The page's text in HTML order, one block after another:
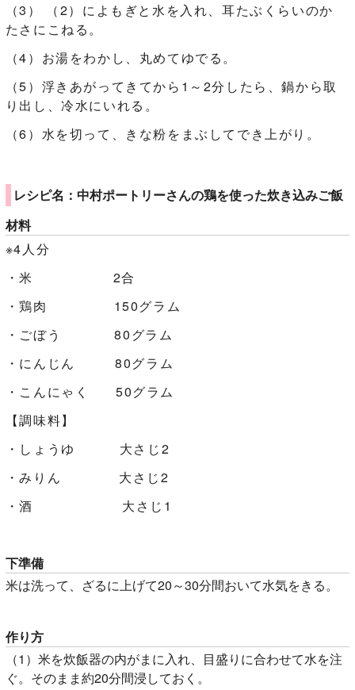
（3） （2）によもぎと水を入れ、耳たぶくらいのか
たさにこねる。
（4）お湯をわかし、丸めてゆでる。
（5）浮きあがってきてから1～2分したら、鍋から取
り出し、冷水にいれる。
（6）水を切って、きな粉をまぶしてでき上がり。
レシピ名：中村ポートリーさんの鶏を使った炊き込みご飯
材料
※4人分
・米 2合
・鶏肉 150グラム
・ごぼう 80グラム
・にんじん 80グラム
・こんにゃく 50グラム
【調味料】
・しょうゆ 大さじ2
・みりん 大さじ2
・酒 大さじ1
下準備
米は洗って、ざるに上げて20～30分間おいて水気をきる。
作り方
（1）米を炊飯器の内がまに入れ、目盛りに合わせて水を注
ぐ。そのまま約20分間浸しておく。